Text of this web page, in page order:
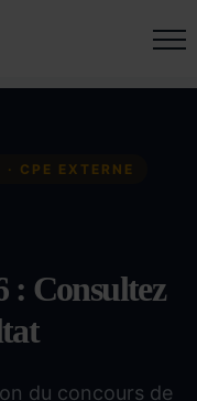
CPE EXTERNE
: Consultez
du concours de